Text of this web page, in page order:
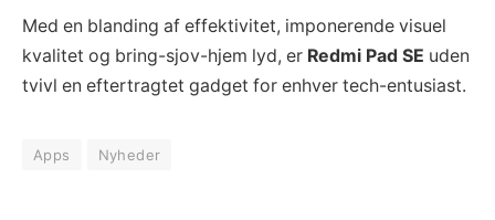
Med en blanding af effektivitet, imponerende visuel
kvalitet og bring-sjov-hjem lyd, er Redmi Pad SE uden
tvivl en eftertragtet gadget for enhver tech-entusiast.
Apps Nyheder